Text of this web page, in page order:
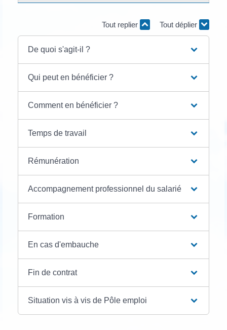
Tout replier Tout déplier
De quoi s'agit-il ?
Qui peut en bénéficier ?
Comment en bénéficier ?
Temps de travail
Rémunération
Accompagnement professionnel du salarié
Formation
En cas d'embauche
Fin de contrat
Situation vis à vis de Pôle emploi